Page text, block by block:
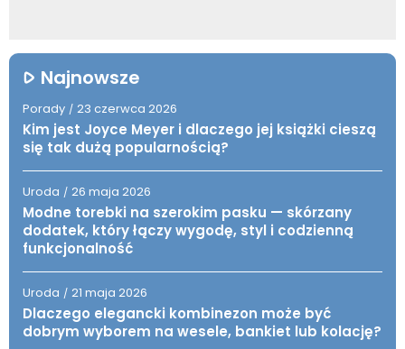
Najnowsze
Porady / 23 czerwca 2026
Kim jest Joyce Meyer i dlaczego jej książki cieszą
się tak dużą popularnością?
Uroda / 26 maja 2026
Modne torebki na szerokim pasku — skórzany
dodatek, który łączy wygodę, styl i codzienną
funkcjonalność
Uroda / 21 maja 2026
Dlaczego elegancki kombinezon może być
dobrym wyborem na wesele, bankiet lub kolację?